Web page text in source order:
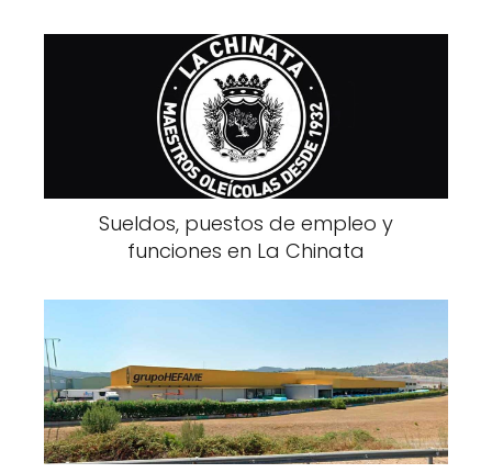
Sueldos, puestos de empleo y
funciones en La Chinata